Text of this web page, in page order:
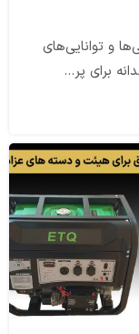
ویژگی‌ها و توانایی‌های
برای پر...